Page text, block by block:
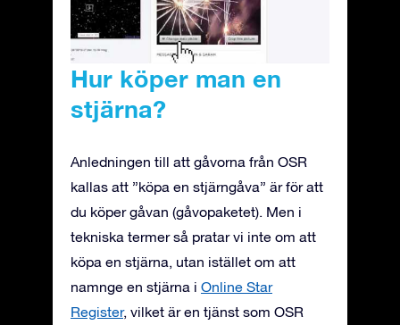
Hur köper man en
stjärna?
Anledningen till att gåvorna från OSR
kallas att ”köpa en stjärngåva” är för att
du köper gåvan (gåvopaketet). Men i
tekniska termer så pratar vi inte om att
köpa en stjärna, utan istället om att
namnge en stjärna i Online Star
Register, vilket är en tjänst som OSR